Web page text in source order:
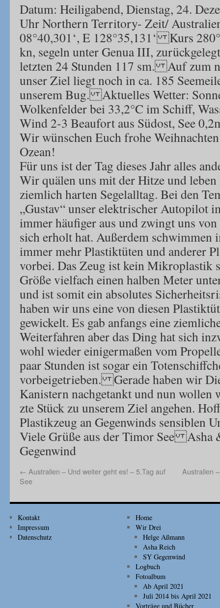
Datum: Heiligabend, Dienstag, 24.
Uhr Northern Territory- Zeit/
08°40,301‘, E 128°35,131‘ Kurs
kn, segeln unter Genua III,
letzten 24 Stunden 117 sm. Auf zum
unser Ziel liegt noch in ca. 185
unserem Bug. Aktuelles Wetter:
Wolkenfelder bei 33,2°C im Schiff,
Wind 2-3 Beaufort aus Südost, See
Wir wünschen Euch frohe
Ozean!
Für uns ist der Tag dieses Jahr alles
Wir quälen uns mit der Hitze und
ziemlich harten Segelalltag. Bei den
„Gustav“ unser elektrischer Autopilot
immer häufiger aus und zwingt uns
sich erholt hat. Außerdem schwimmen
immer mehr Plastiktüten und anderer
vorbei. Das Zeug ist kein Mikroplastik
Größe vielfach einen halben Meter
und ist somit ein absolutes
haben wir uns eine von diesen
gewickelt. Es gab anfangs eine
Weiterfahren aber das Ding hat sich
wohl wieder einigermaßen vom
paar Stunden ist sogar ein
vorbeigetrieben. Gerade haben wir
Kanistern nachgetankt und nun wollen
zte Stück zu unserem Ziel angehen.
Plastikzeug an Gegenwinds sensiblen
Viele Grüße aus der Timor See
Gegenwind
← Australien – Und weiter geht es! – 5.Tag auf
See
Australien
Kontakt
Impressum
Datenschutz
Home
Wir Drei
Helge Aßmann
Asha Reich
SY Gegenwind
Logbuch
Fotoalbum
Ab April 2021
Juli 2014 bis April 2021
Vorträge und Bücher